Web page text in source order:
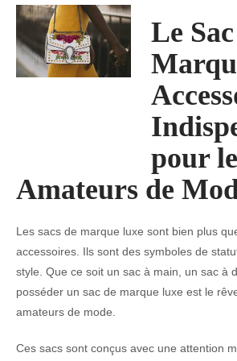
Le
pour
Amateurs de
Les sacs de marque luxe sont bien plus
accessoires. Ils sont des symboles de
style. Que ce soit un sac à main, un sac à
posséder un sac de marque luxe est le
amateurs de mode.
Ces sacs sont conçus avec une attention